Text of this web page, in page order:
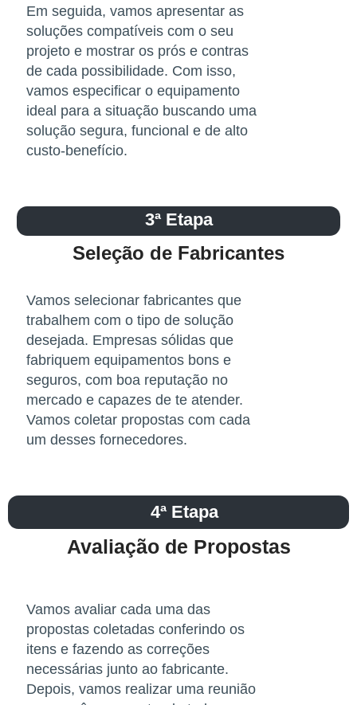
Em seguida, vamos apresentar as
soluções compatíveis com o seu
projeto e mostrar os prós e contras
de cada possibilidade. Com isso,
vamos especificar o equipamento
ideal para a situação buscando uma
solução segura, funcional e de alto
custo-benefício.
3ª Etapa
Seleção de Fabricantes
Vamos selecionar fabricantes que
trabalhem com o tipo de solução
desejada. Empresas sólidas que
fabriquem equipamentos bons e
seguros, com boa reputação no
mercado e capazes de te atender.
Vamos coletar propostas com cada
um desses fornecedores.
4ª Etapa
Avaliação de Propostas​
Vamos avaliar cada uma das
propostas coletadas conferindo os
itens e fazendo as correções
necessárias junto ao fabricante.
Depois, vamos realizar uma reunião